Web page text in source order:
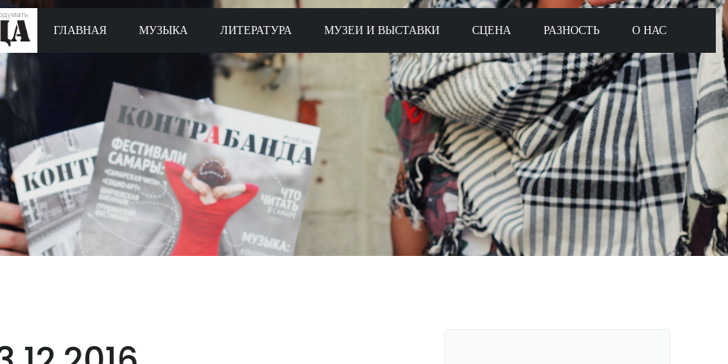
ГЛАВНАЯ МУЗЫКА ЛИТЕРАТУРА МУЗЕИ И ВЫСТАВКИ СЦЕНА РАЗНОСТЬ О НАС